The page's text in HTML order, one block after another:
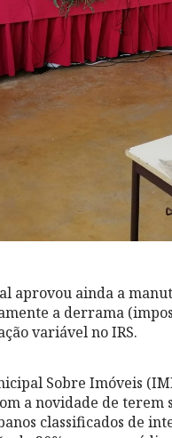
aprovou ainda a
a derrama
variável no IRS.
Sobre Imóveis
a novidade de terem
classificados de